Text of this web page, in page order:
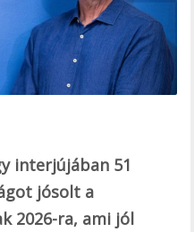
interjújában 51
jósolt a
2026-ra, ami jól